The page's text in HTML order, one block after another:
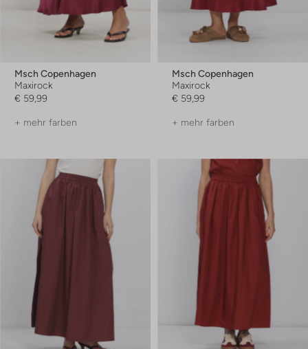
Msch Copenhagen
Maxirock
€ 59,99
+ mehr farben
Msch Copenhagen
Maxirock
€ 59,99
+ mehr farben